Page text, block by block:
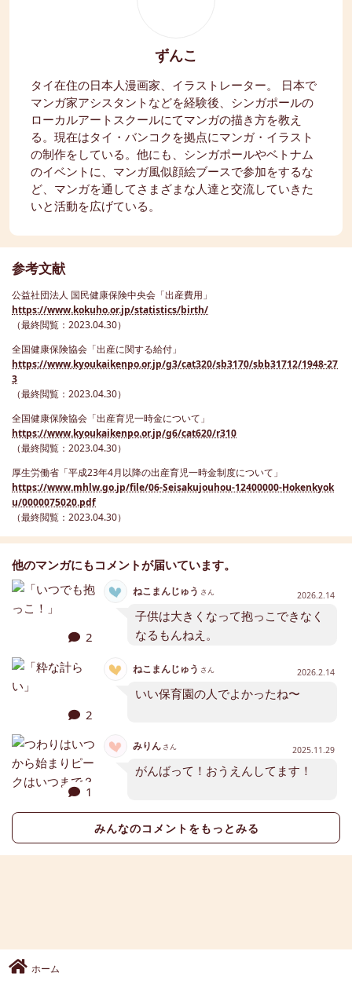
ずんこ
タイ在住の日本人漫画家、イラストレーター。 日本で
マンガ家アシスタントなどを経験後、シンガポールの
ローカルアートスクールにてマンガの描き方を教え
る。現在はタイ・バンコクを拠点にマンガ・イラスト
の制作をしている。他にも、シンガポールやベトナム
のイベントに、マンガ風似顔絵ブースで参加をするな
ど、マンガを通してさまざまな人達と交流していきた
いと活動を広げている。
参考文献
公益社団法人 国民健康保険中央会「出産費用」
https://www.kokuho.or.jp/statistics/birth/
（最終閲覧：2023.04.30）
全国健康保険協会「出産に関する給付」
https://www.kyoukaikenpo.or.jp/g3/cat320/sb3170/sbb31712/1948-27
3
（最終閲覧：2023.04.30）
全国健康保険協会「出産育児一時金について」
https://www.kyoukaikenpo.or.jp/g6/cat620/r310
（最終閲覧：2023.04.30）
厚生労働省「平成23年4月以降の出産育児一時金制度について」
https://www.mhlw.go.jp/file/06-Seisakujouhou-12400000-Hokenkyok
u/0000075020.pdf
（最終閲覧：2023.04.30）
他のマンガにもコメントが届いています。
2
ねこまんじゅう さん 2026.2.14
子供は大きくなって抱っこできなく
なるもんねえ。
2
ねこまんじゅう さん 2026.2.14
いい保育園の人でよかったね〜
1
みりん さん 2025.11.29
がんばって！おうえんしてます！
みんなのコメントをもっとみる
ホーム